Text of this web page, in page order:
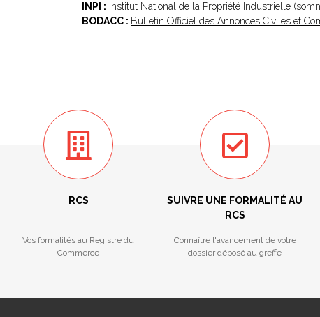
INPI : Institut National de la Propriété Industrielle
BODACC : Bulletin Officiel des Annonces Civiles et
RCS
Vos formalités au Registre du
Commerce
SUIVRE UNE FORMALITÉ AU
RCS
Connaître l'avancement de votre
dossier déposé au greffe